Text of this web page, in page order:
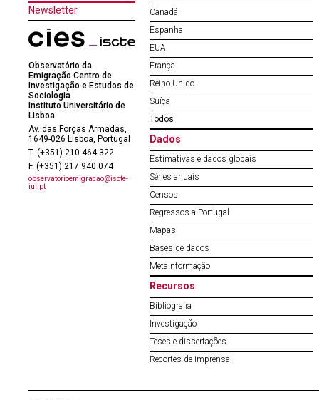
Newsletter
Observatório da
Emigração Centro de
Investigação e Estudos de
Sociologia
Instituto Universitário de
Lisboa
Av. das Forças Armadas,
1649-026 Lisboa, Portugal
T. (+351) 210 464 322
F. (+351) 217 940 074
observatorioemigracao@iscte-
iul.pt
Canadá
Espanha
EUA
França
Reino Unido
Suíça
Todos
Dados
Estimativas e dados globais
Séries anuais
Censos
Regressos a Portugal
Mapas
Bases de dados
Metainformação
Recursos
Bibliografia
Investigação
Teses e dissertações
Recortes de imprensa